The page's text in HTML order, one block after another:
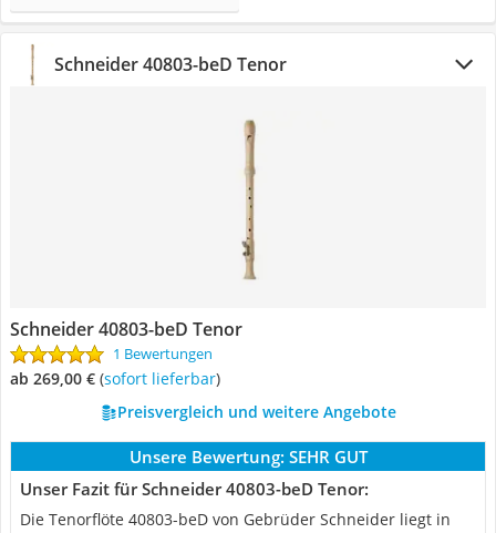
Schneider 40803-beD Tenor
Schneider 40803-beD Tenor
1 Bewertungen
ab 269,00 € ( Sofort lieferbar)
Preisvergleich und weitere Angebote
Unsere Bewertung: SEHR GUT
Unser Fazit für Schneider 40803-beD Tenor:
Die Tenorflöte 40803-beD von Gebrüder Schneider liegt in